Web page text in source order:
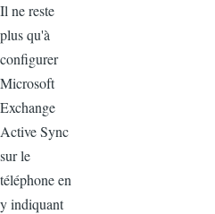
Il ne reste
plus qu'à
configurer
Microsoft
Exchange
Active Sync
sur le
téléphone en
y indiquant